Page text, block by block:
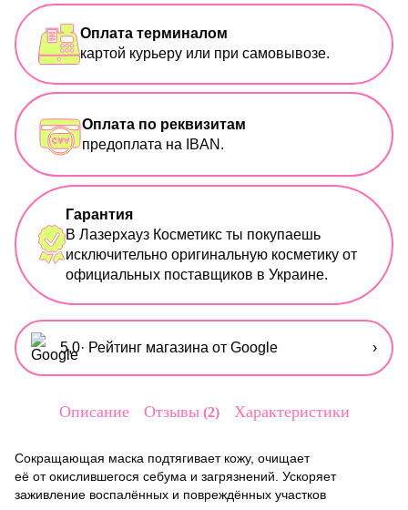
Оплата терминалом
картой курьеру или при самовывозе.
Оплата по реквизитам
предоплата на IBAN.
Гарантия
В Лазерхауз Косметикс ты покупаешь
исключительно оригинальную косметику от
официальных поставщиков в Украине.
5,0· Рейтинг магазина от Google ›
Описание Отзывы 2 Характеристики
Сокращающая маска подтягивает кожу, очищает
её от окислившегося себума и загрязнений. Ускоряет
заживление воспалённых и повреждённых участков